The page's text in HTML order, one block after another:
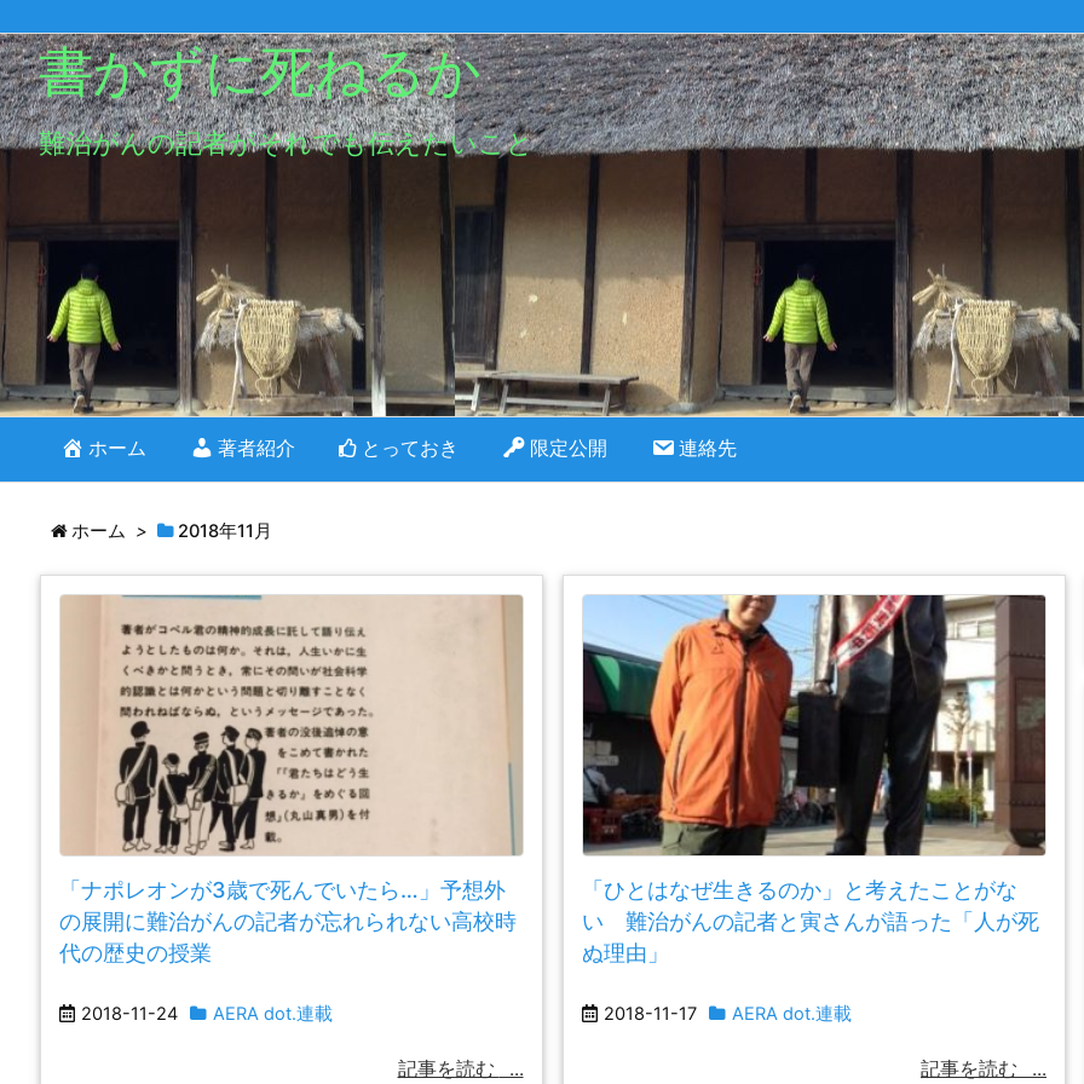
書かずに死ねるか
難治がんの記者がそれでも伝えたいこと
ホーム 著者紹介 とっておき 限定公開 連絡先
ホーム > 2018年11月
「ナポレオンが3歳で死んでいたら…」予想外
の展開に難治がんの記者が忘れられない高校時
代の歴史の授業
2018-11-24 AERA dot.連載
記事を読む ...
「ひとはなぜ生きるのか」と考えたことがな
い 難治がんの記者と寅さんが語った「人が死
ぬ理由」
2018-11-17 AERA dot.連載
記事を読む ...